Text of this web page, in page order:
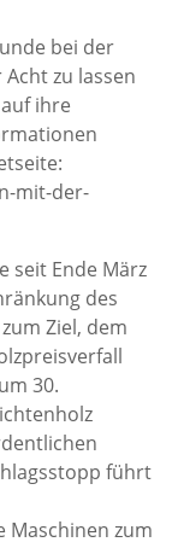
bei der
zu lassen
ihre
mit-der-
seit Ende März
des
Ziel, dem
30.
führt
Maschinen zum